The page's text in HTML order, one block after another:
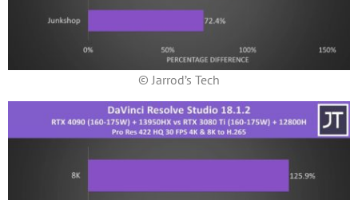
© Jarrod’s Tech